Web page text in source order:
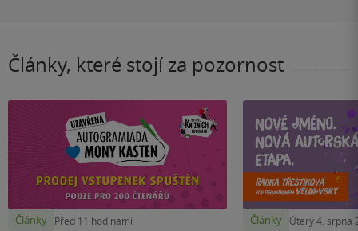
Články, které stojí za pozornost
Články Před 11 hodinami Články Úterý 4. srpna